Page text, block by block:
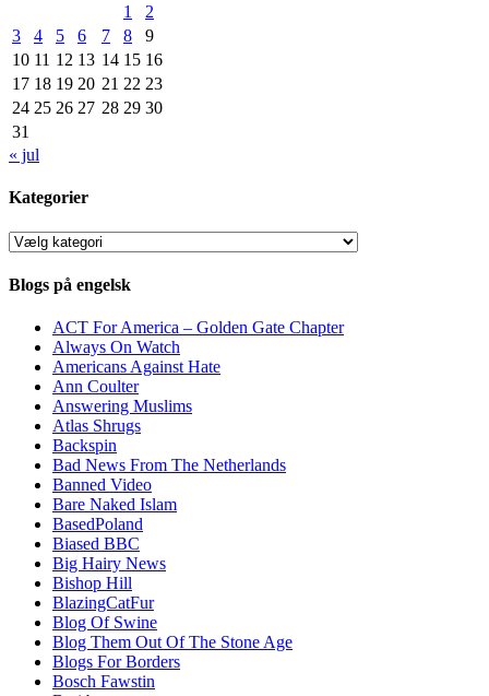
1
2
3
4 5 6 7 8
9
10 11 12 13 14 15 16
17 18 19 20 21 22 23
24 25 26 27 28 29 30
31
« jul
Kategorier
Kategorier
Blogs på engelsk
ACT For America – Golden Gate Chapter
Always On Watch
Americans Against Hate
Ann Coulter
Answering Muslims
Atlas Shrugs
Backspin
Bad News From The Netherlands
Banned Video
Bare Naked Islam
BasedPoland
Biased BBC
Big Hairy News
Bishop Hill
BlazingCatFur
Blog Of Swine
Blog Them Out Of The Stone Age
Blogs For Borders
Bosch Fawstin